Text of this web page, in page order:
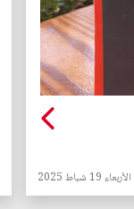
الأربعاء 19 شباط 2025